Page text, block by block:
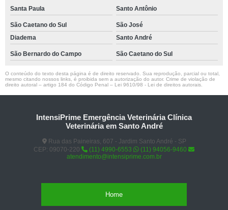
Santa Paula Santo Antônio
São Caetano do Sul
São José
Diadema
Santo André
São Bernardo do Campo São Caetano do Sul
O conteúdo do texto desta página é de direito reservado. Sua reprodução, parcial ou total,
mesmo citando nossos links, é proibida sem a autorização do autor. Crime de violação de
direito autoral – artigo 184 do Código Penal – Lei 9610/98 - Lei de direitos autorais
IntensiPrime Emergência Veterinária Clínica
Veterinária em Santo André
Rua das Paineiras, 607 - Jardim Santo André - SP
CEP: 09070-220
(11) 4990-6553
(11) 94056-9460
atendimento@intensiprime.com.br
Home